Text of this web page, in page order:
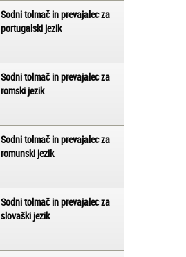
Sodni tolmač in prevajalec za
portugalski jezik
Sodni tolmač in prevajalec za
romski jezik
Sodni tolmač in prevajalec za
romunski jezik
Sodni tolmač in prevajalec za
slovaški jezik